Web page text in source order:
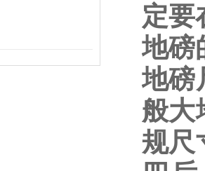
定要
地磅
地磅
般大
规尺